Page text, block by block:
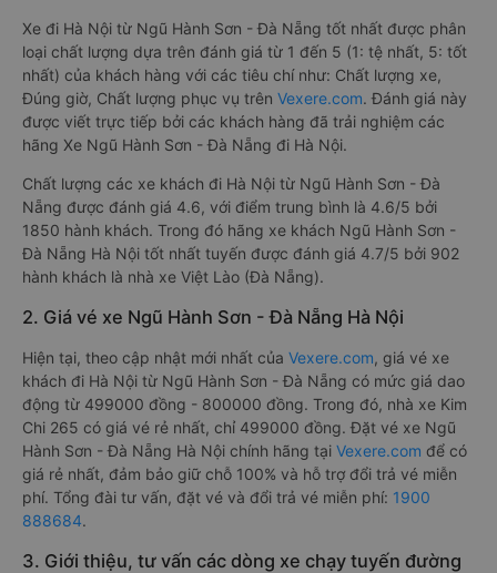
Xe đi Hà Nội từ Ngũ Hành Sơn - Đà Nẵng tốt nhất được phân
loại chất lượng dựa trên đánh giá từ 1 đến 5 (1: tệ nhất, 5: tốt
nhất) của khách hàng với các tiêu chí như: Chất lượng xe,
Đúng giờ, Chất lượng phục vụ trên Vexere.com. Đánh giá này
được viết trực tiếp bởi các khách hàng đã trải nghiệm các
hãng Xe Ngũ Hành Sơn - Đà Nẵng đi Hà Nội.
Chất lượng các xe khách đi Hà Nội từ Ngũ Hành Sơn - Đà
Nẵng được đánh giá 4.6, với điểm trung bình là 4.6/5 bởi
1850 hành khách. Trong đó hãng xe khách Ngũ Hành Sơn -
Đà Nẵng Hà Nội tốt nhất tuyến được đánh giá 4.7/5 bởi 902
hành khách là nhà xe Việt Lào (Đà Nẵng).
2. Giá vé xe Ngũ Hành Sơn - Đà Nẵng Hà Nội
Hiện tại, theo cập nhật mới nhất của Vexere.com, giá vé xe
khách đi Hà Nội từ Ngũ Hành Sơn - Đà Nẵng có mức giá dao
động từ 499000 đồng - 800000 đồng. Trong đó, nhà xe Kim
Chi 265 có giá vé rẻ nhất, chỉ 499000 đồng. Đặt vé xe Ngũ
Hành Sơn - Đà Nẵng Hà Nội chính hãng tại Vexere.com để có
giá rẻ nhất, đảm bảo giữ chỗ 100% và hỗ trợ đổi trả vé miễn
phí. Tổng đài tư vấn, đặt vé và đổi trả vé miễn phí: 1900
888684.
3. Giới thiệu, tư vấn các dòng xe chạy tuyến đường